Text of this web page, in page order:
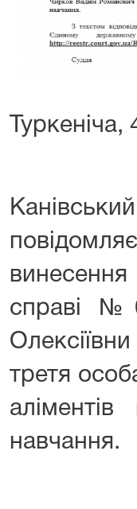
справі
третя
навчання.